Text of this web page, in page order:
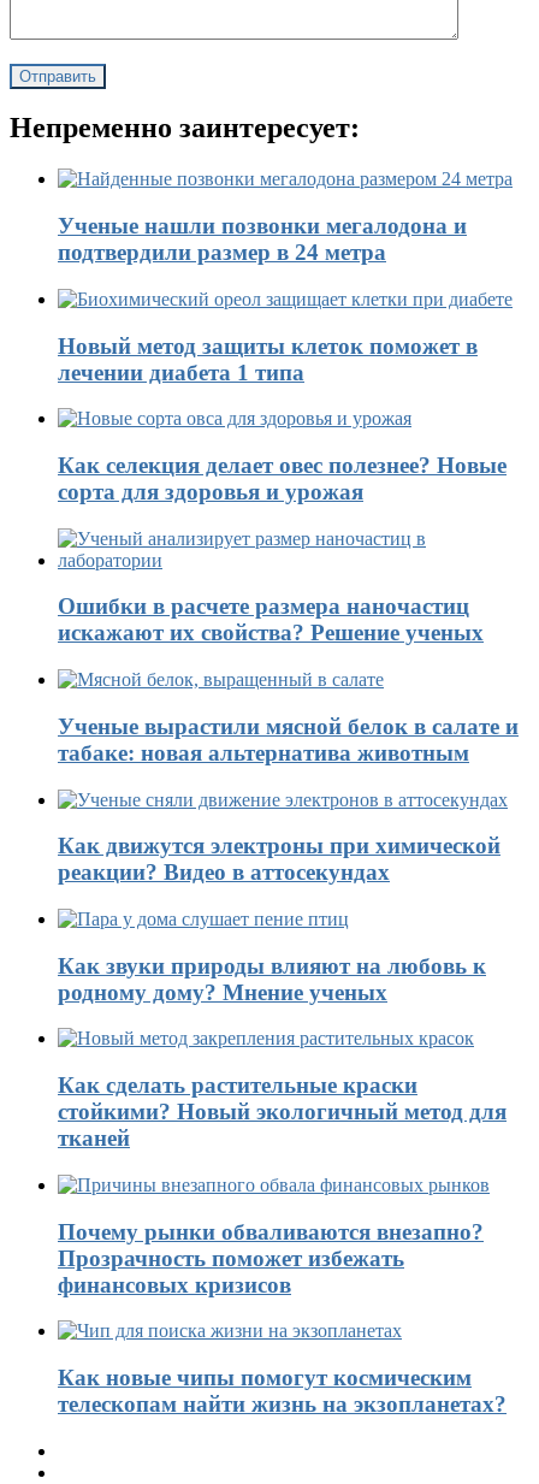
Непременно заинтересует:
Ученые нашли позвонки мегалодона и
подтвердили размер в 24 метра
Новый метод защиты клеток поможет в
лечении диабета 1 типа
Как селекция делает овес полезнее? Новые
сорта для здоровья и урожая
Ошибки в расчете размера наночастиц
искажают их свойства? Решение ученых
Ученые вырастили мясной белок в салате и
табаке: новая альтернатива животным
Как движутся электроны при химической
реакции? Видео в аттосекундах
Как звуки природы влияют на любовь к
родному дому? Мнение ученых
Как сделать растительные краски
стойкими? Новый экологичный метод для
тканей
Почему рынки обваливаются внезапно?
Прозрачность поможет избежать
финансовых кризисов
Как новые чипы помогут космическим
телескопам найти жизнь на экзопланетах?